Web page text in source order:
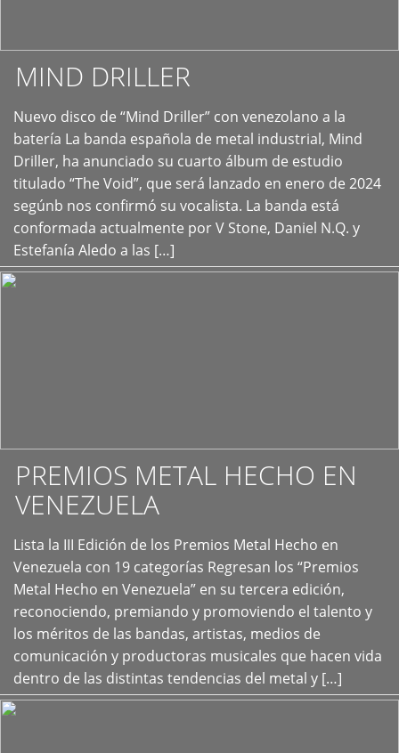
MIND DRILLER
Nuevo disco de “Mind Driller” con venezolano a la
batería La banda española de metal industrial, Mind
Driller, ha anunciado su cuarto álbum de estudio
titulado “The Void”, que será lanzado en enero de 2024
segúnb nos confirmó su vocalista. La banda está
conformada actualmente por V Stone, Daniel N.Q. y
Estefanía Aledo a las […]
+
PREMIOS METAL HECHO EN
VENEZUELA
Lista la III Edición de los Premios Metal Hecho en
Venezuela con 19 categorías Regresan los “Premios
Metal Hecho en Venezuela” en su tercera edición,
reconociendo, premiando y promoviendo el talento y
los méritos de las bandas, artistas, medios de
comunicación y productoras musicales que hacen vida
dentro de las distintas tendencias del metal y […]
+